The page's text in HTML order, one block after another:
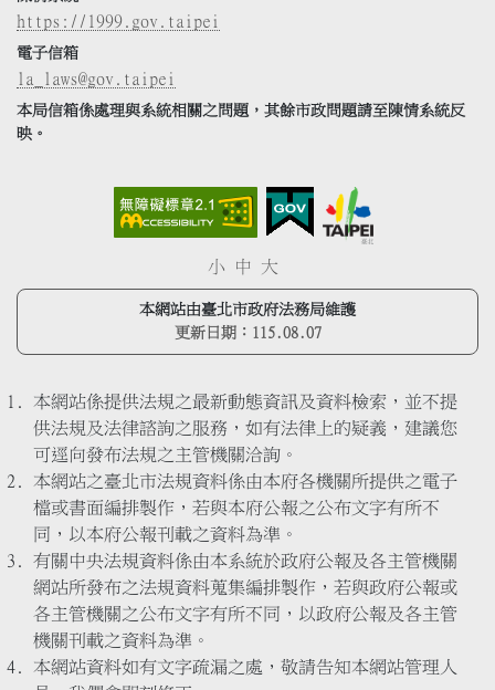
https://1999.gov.taipei
電子信箱
la_laws@gov.taipei
本局信箱係處理與系統相關之問題，其餘市政問題請至陳情系統反
映。
小 中 大
本網站由臺北市政府法務局維護
更新日期： 115.08.07
本網站係提供法規之最新動態資訊及資料檢索，並不提
供法規及法律諮詢之服務，如有法律上的疑義，建議您
可逕向發布法規之主管機關洽詢。
本網站之臺北市法規資料係由本府各機關所提供之電子
檔或書面編排製作，若與本府公報之公布文字有所不
同，以本府公報刊載之資料為準。
有關中央法規資料係由本系統於政府公報及各主管機關
網站所發布之法規資料蒐集編排製作，若與政府公報或
各主管機關之公布文字有所不同，以政府公報及各主管
機關刊載之資料為準。
本網站資料如有文字疏漏之處，敬請告知本網站管理人